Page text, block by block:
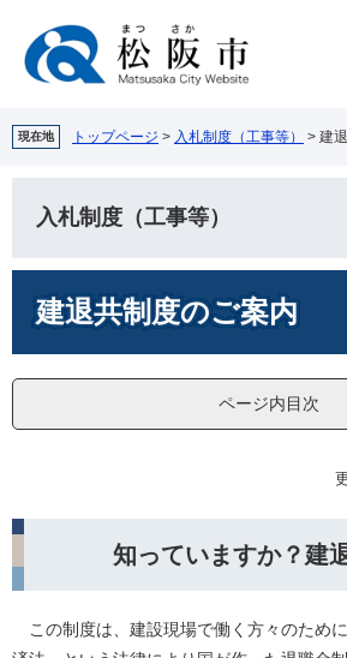
現在地 トップページ > 入札制度（工事等） > 建
入札制度（工事等）
建退共制度のご案内
ページ内目次
知っていますか？建
この制度は、建設現場で働く方々のため